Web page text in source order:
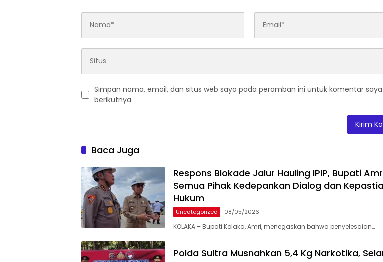
Simpan nama, email, dan situs web saya pada peramban ini untuk komentar saya
berikutnya.
Baca Juga
Respons Blokade Jalur Hauling IPIP, Bupati
Semua Pihak Kedepankan Dialog dan
Hukum
Uncategorized 08/05/2026
KOLAKA – Bupati Kolaka, Amri, menegaskan bahwa penyelesaian…
Polda Sultra Musnahkan 5,4 Kg Narkotika,